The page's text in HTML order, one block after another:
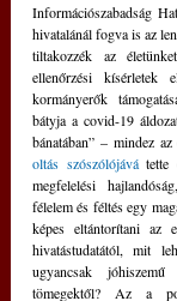
Információszabadság
hivatalánál fogva is az
tiltakozzék az
ellenőrzési
kormányerők
bátyja a covid-19
bánatában” – mindez
oltás szószólójává tette
megfelelési
félelem és féltés egy
képes eltántorítani az
hivatástudatától, mit
ugyancsak
tömegektől? Az a